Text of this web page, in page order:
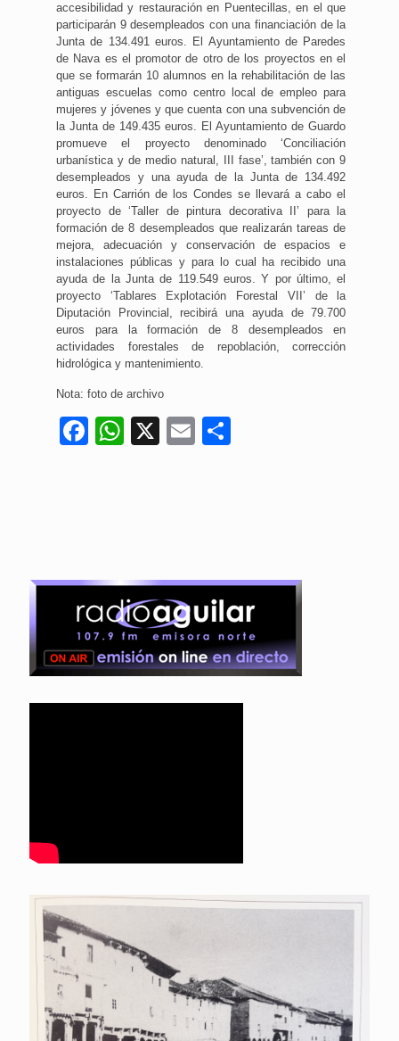
accesibilidad y restauración en Puentecillas, en el que
participarán 9 desempleados con una financiación de la
Junta de 134.491 euros. El Ayuntamiento de Paredes
de Nava es el promotor de otro de los proyectos en el
que se formarán 10 alumnos en la rehabilitación de las
antiguas escuelas como centro local de empleo para
mujeres y jóvenes y que cuenta con una subvención de
la Junta de 149.435 euros. El Ayuntamiento de Guardo
promueve el proyecto denominado ‘Conciliación
urbanística y de medio natural, III fase’, también con 9
desempleados y una ayuda de la Junta de 134.492
euros. En Carrión de los Condes se llevará a cabo el
proyecto de ‘Taller de pintura decorativa II’ para la
formación de 8 desempleados que realizarán tareas de
mejora, adecuación y conservación de espacios e
instalaciones públicas y para lo cual ha recibido una
ayuda de la Junta de 119.549 euros. Y por último, el
proyecto ‘Tablares Explotación Forestal VII’ de la
Diputación Provincial, recibirá una ayuda de 79.700
euros para la formación de 8 desempleados en
actividades forestales de repoblación, corrección
hidrológica y mantenimiento.
Nota: foto de archivo
Facebook
WhatsApp
X Email